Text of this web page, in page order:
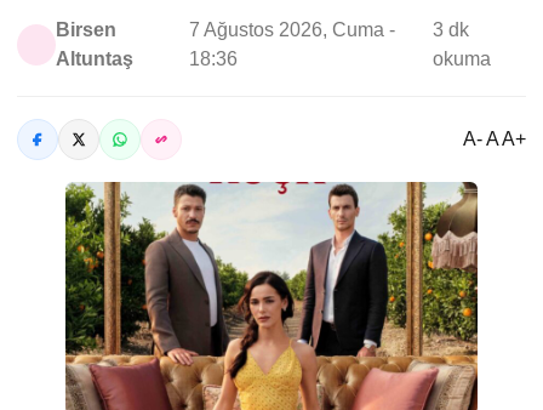
Birsen
Altuntaş
7 Ağustos 2026, Cuma -
18:36
3 dk
okuma
A- A A+